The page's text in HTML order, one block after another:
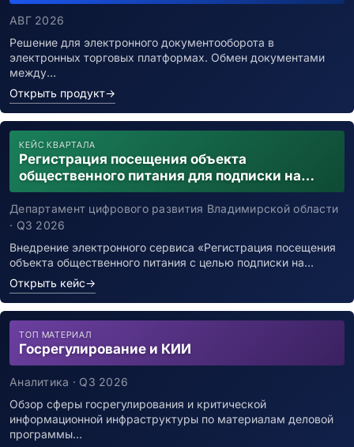
АВГ 2026
Решение для электронного документооборота в
электронных торговых платформах. Обмен документами
между…
Открыть продукт→
КЕЙС КВАРТАЛА
Регистрация посещения объекта
общественного питания для подписки на
уведомления о возможном контакте с
заболевшим новой коронавирусной
инфекцией
Департамент цифрового развития Владимирской области
· Q3 2026
Внедрение электронного сервиса «Регистрация посещения
объекта общественного питания с целью подписки на…
Открыть кейс→
ТОП МАТЕРИАЛ
Госрегулирование и КИИ
Аналитика · Q3 2026
Обзор сферы госрегулирования и критической
информационной инфраструктуры по материалам деловой
программы…